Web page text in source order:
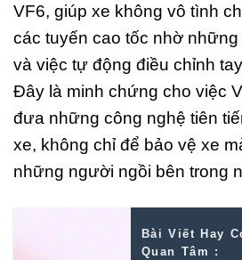
VF6, giúp xe không vô tình
các tuyến cao tốc nhờ
và việc tự động điều chỉnh
Đây là minh chứng cho việc
đưa những công nghệ tiên
xe, không chỉ để bảo vệ xe
những người ngồi bên trong
Bài Viết Hay
Quan Tâm :